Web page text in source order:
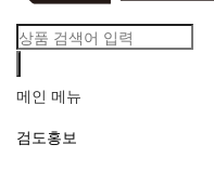
메인 메뉴
검도홍보